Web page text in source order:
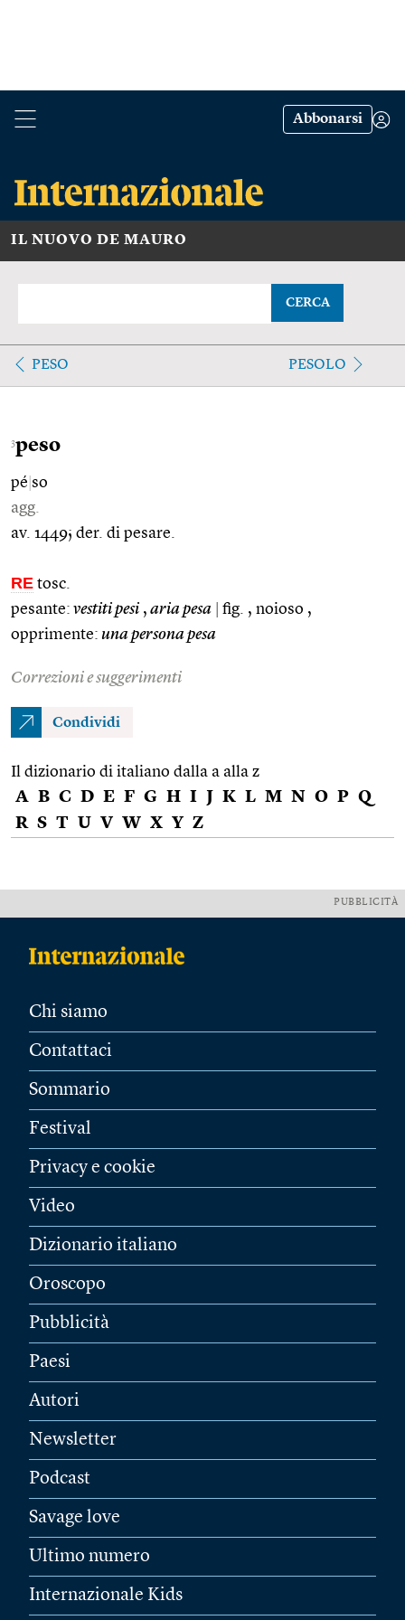
Abbonarsi
IL NUOVO DE MAURO
CERCA
PESO PESOLO
3peso
pé so
agg.
av. 1449; der. di pesare.
RE tosc.
pesante: vestiti pesi , aria pesa
fig. , noioso ,
opprimente: una persona pesa
Correzioni e suggerimenti
Condividi
Il dizionario di italiano dalla a alla z
A B C D E F G H I J K L M N O P Q
R S T U V W X Y Z
PUBBLICITÀ
Chi siamo
Contattaci
Sommario
Festival
Privacy e cookie
Video
Dizionario italiano
Oroscopo
Pubblicità
Paesi
Autori
Newsletter
Podcast
Savage love
Ultimo numero
Internazionale Kids